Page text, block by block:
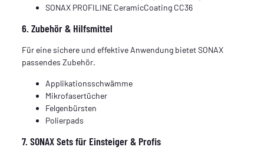
SONAX PROFILINE CeramicCoating CC36
6. Zubehör & Hilfsmittel
Für eine sichere und effektive Anwendung bietet SONAX
passendes Zubehör.
Applikationsschwämme
Mikrofasertücher
Felgenbürsten
Polierpads
7. SONAX Sets für Einsteiger & Profis